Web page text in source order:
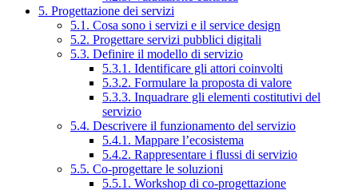
5. Progettazione dei servizi
5.1. Cosa sono i servizi e il service design
5.2. Progettare servizi pubblici digitali
5.3. Definire il modello di servizio
5.3.1. Identificare gli attori coinvolti
5.3.2. Formulare la proposta di valore
5.3.3. Inquadrare gli elementi costitutivi del
servizio
5.4. Descrivere il funzionamento del servizio
5.4.1. Mappare l’ecosistema
5.4.2. Rappresentare i flussi di servizio
5.5. Co-progettare le soluzioni
5.5.1. Workshop di co-progettazione